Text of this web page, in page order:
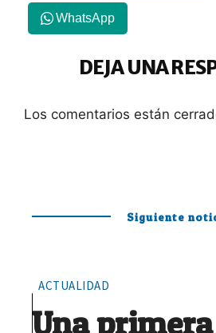
WhatsApp
DEJA UNA
Los comentarios están
Siguiente
ACTUALIDAD
Una